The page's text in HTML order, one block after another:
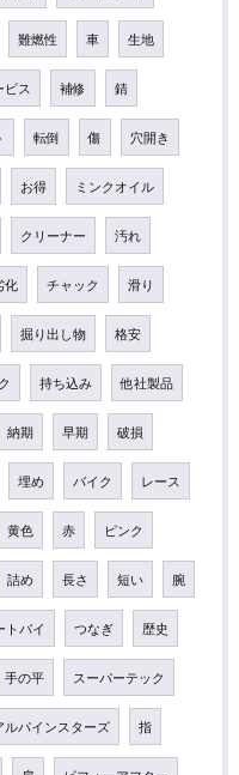
難燃性 車 生地
ス 補修 錆
転倒 傷 穴開き
お得 ミンクオイル
クリーナー 汚れ
化 チャック 滑り
掘り出し物 格安
持ち込み 他社製品
納期 早期 破損
埋め バイク レース
黄色 赤 ピンク
詰め 長さ 短い 腕
トバイ つなぎ 歴史
手の平 スーパーテック
ルパインスターズ 指